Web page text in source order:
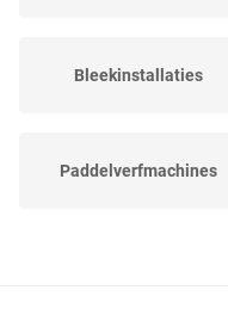
Bleekinstallaties
Paddelverfmachines